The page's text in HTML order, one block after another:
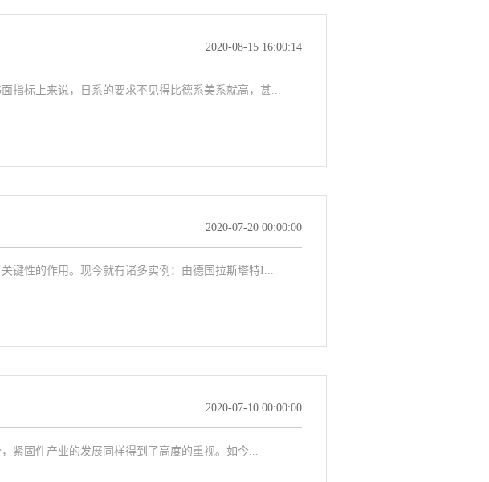
2020-08-15 16:00:14
指标上来说，日系的要求不见得比德系美系就高，甚...
2020-07-20 00:00:00
键性的作用。现今就有诸多实例：由德国拉斯塔特I...
2020-07-10 00:00:00
紧固件产业的发展同样得到了高度的重视。如今...